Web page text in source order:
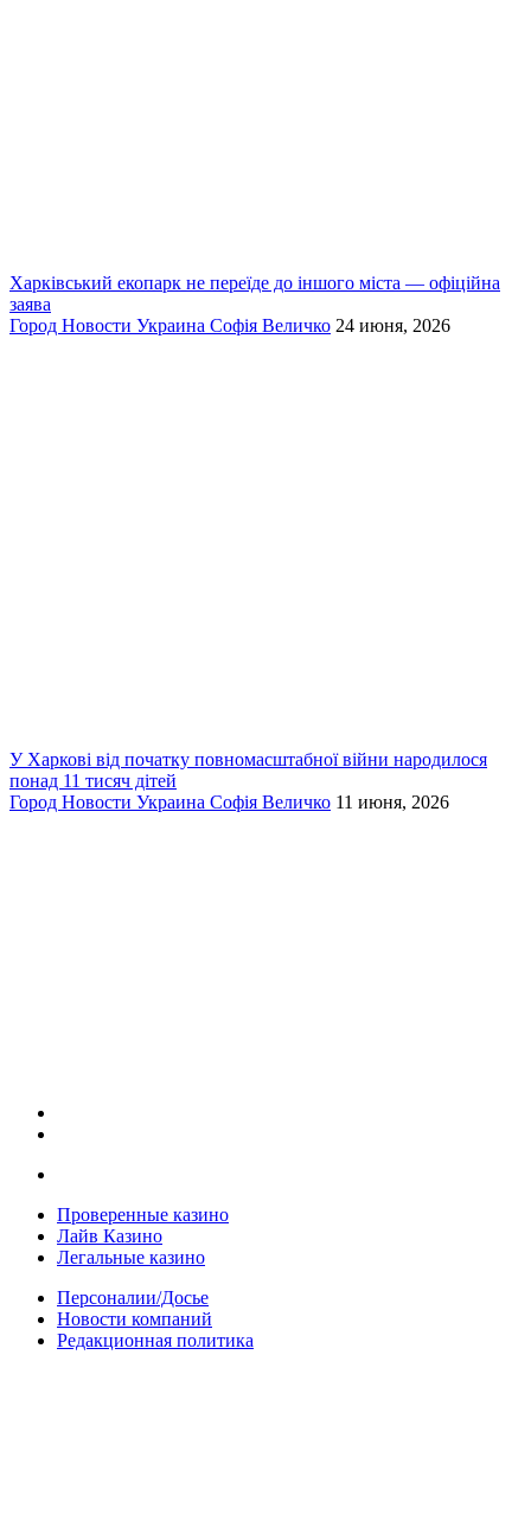
Харківський екопарк не переїде до іншого міста — офіційна
заява
Город Новости Украина Софія Величко 24 июня, 2026
У Харкові від початку повномасштабної війни народилося
понад 11 тисяч дітей
Город Новости Украина Софія Величко 11 июня, 2026
Проверенные казино
Лайв Казино
Легальные казино
Персоналии/Досье
Новости компаний
Редакционная политика